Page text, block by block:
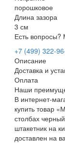
порошковое
Длина зазора
3 см
Есть вопросы?
+7 (499) 322-
Описание
Доставка и
Оплата
Наши
В интернет-
купить товар
столбах
штакетник на
доставлен на